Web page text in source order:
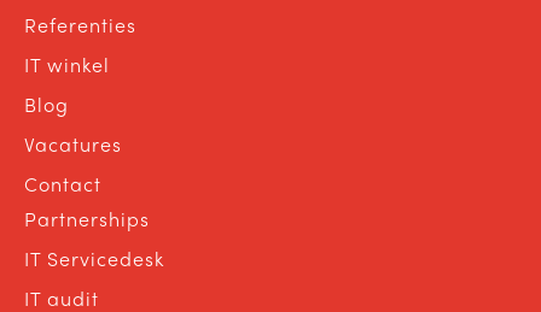
Referenties
IT winkel
Blog
Vacatures
Contact
Partnerships
IT Servicedesk
IT audit